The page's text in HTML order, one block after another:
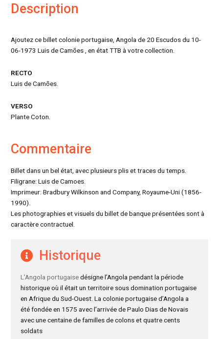
Description
Ajoutez ce billet colonie portugaise, Angola de 20 Escudos du 10-
06-1973 Luis de Camões , en état TTB à votre collection.
RECTO
Luis de Camões.
VERSO
Plante Coton.
Commentaire
Billet dans un bel état, avec plusieurs plis et traces du temps.
Filigrane: Luis de Camoes.
Imprimeur: Bradbury Wilkinson and Company, Royaume-Uni (1856-
1990).
Les photographies et visuels du billet de banque présentées sont à
caractère contractuel.
Historique
L’Angola portugaisedésigne l’Angola pendant la période
historique où il était un territoire sous domination portugaise
en Afrique du Sud-Ouest. La colonie portugaise d’Angola a
été fondée en 1575 avec l’arrivée de Paulo Dias de Novais
avec une centaine de familles de colons et quatre cents
soldats